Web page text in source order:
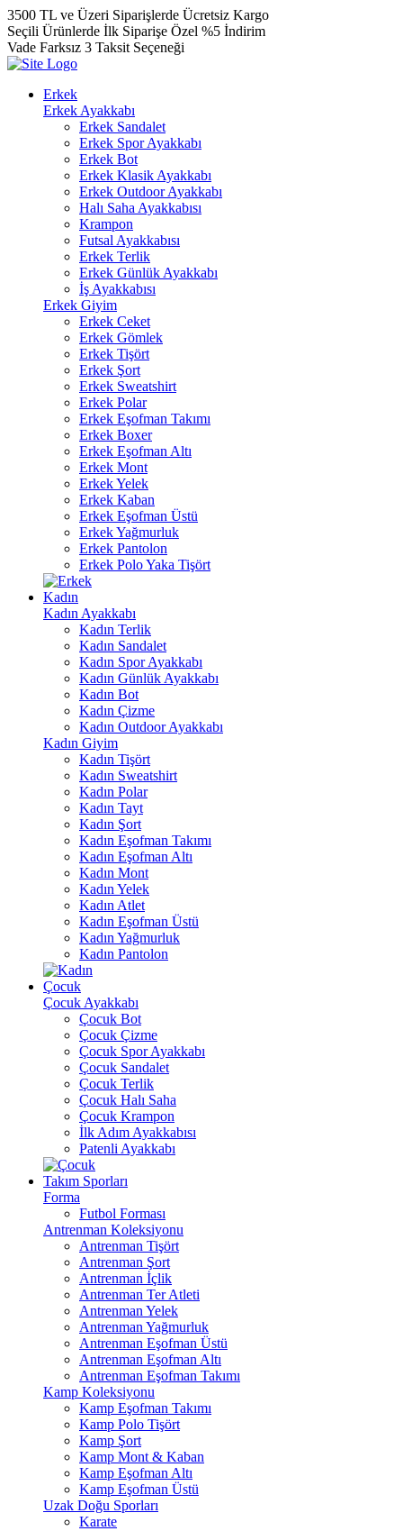
3500 TL ve Üzeri Siparişlerde Ücretsiz Kargo
Seçili Ürünlerde İlk Siparişe Özel %5 İndirim
Vade Farksız 3 Taksit Seçeneği
Erkek
Erkek Ayakkabı
Erkek Sandalet
Erkek Spor Ayakkabı
Erkek Bot
Erkek Klasik Ayakkabı
Erkek Outdoor Ayakkabı
Halı Saha Ayakkabısı
Krampon
Futsal Ayakkabısı
Erkek Terlik
Erkek Günlük Ayakkabı
İş Ayakkabısı
Erkek Giyim
Erkek Ceket
Erkek Gömlek
Erkek Tişört
Erkek Şort
Erkek Sweatshirt
Erkek Polar
Erkek Eşofman Takımı
Erkek Boxer
Erkek Eşofman Altı
Erkek Mont
Erkek Yelek
Erkek Kaban
Erkek Eşofman Üstü
Erkek Yağmurluk
Erkek Pantolon
Erkek Polo Yaka Tişört
Kadın
Kadın Ayakkabı
Kadın Terlik
Kadın Sandalet
Kadın Spor Ayakkabı
Kadın Günlük Ayakkabı
Kadın Bot
Kadın Çizme
Kadın Outdoor Ayakkabı
Kadın Giyim
Kadın Tişört
Kadın Sweatshirt
Kadın Polar
Kadın Tayt
Kadın Şort
Kadın Eşofman Takımı
Kadın Eşofman Altı
Kadın Mont
Kadın Yelek
Kadın Atlet
Kadın Eşofman Üstü
Kadın Yağmurluk
Kadın Pantolon
Çocuk
Çocuk Ayakkabı
Çocuk Bot
Çocuk Çizme
Çocuk Spor Ayakkabı
Çocuk Sandalet
Çocuk Terlik
Çocuk Halı Saha
Çocuk Krampon
İlk Adım Ayakkabısı
Patenli Ayakkabı
Takım Sporları
Forma
Futbol Forması
Antrenman Koleksiyonu
Antrenman Tişört
Antrenman Şort
Antrenman İçlik
Antrenman Ter Atleti
Antrenman Yelek
Antrenman Yağmurluk
Antrenman Eşofman Üstü
Antrenman Eşofman Altı
Antrenman Eşofman Takımı
Kamp Koleksiyonu
Kamp Eşofman Takımı
Kamp Polo Tişört
Kamp Şort
Kamp Mont & Kaban
Kamp Eşofman Altı
Kamp Eşofman Üstü
Uzak Doğu Sporları
Karate